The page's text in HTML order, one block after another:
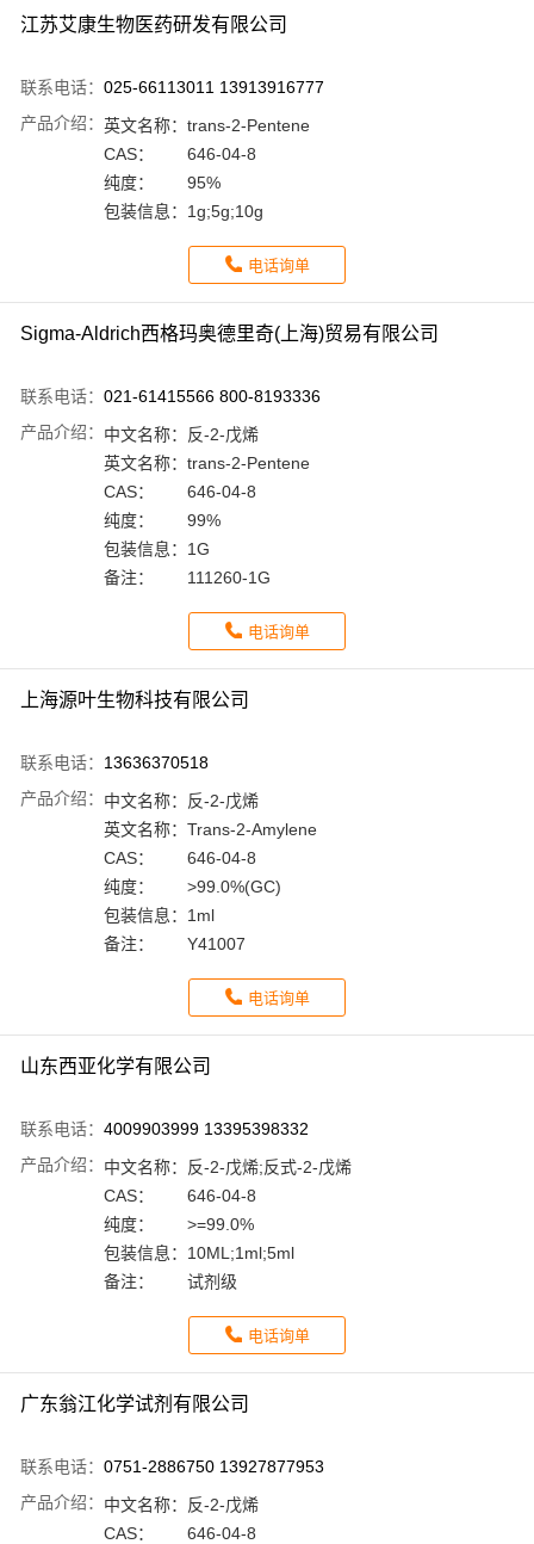
江苏艾康生物医药研发有限公司
联系电话： 025-66113011 13913916777
产品介绍： 英文名称： trans-2-Pentene
CAS：
646-04-8
纯度：
95%
包装信息： 1g;5g;10g
电话询单
Sigma-Aldrich西格玛奥德里奇(上海)贸易有限公司
联系电话： 021-61415566 800-8193336
产品介绍： 中文名称： 反-2-戊烯
英文名称： trans-2-Pentene
CAS：
646-04-8
纯度：
99%
包装信息： 1G
备注：
111260-1G
电话询单
上海源叶生物科技有限公司
联系电话： 13636370518
产品介绍： 中文名称： 反-2-戊烯
英文名称： Trans-2-Amylene
CAS：
646-04-8
纯度：
>99.0%(GC)
包装信息： 1ml
备注：
Y41007
电话询单
山东西亚化学有限公司
联系电话： 4009903999 13395398332
产品介绍： 中文名称： 反-2-戊烯;反式-2-戊烯
CAS：
646-04-8
纯度：
>=99.0%
包装信息： 10ML;1ml;5ml
备注：
试剂级
电话询单
广东翁江化学试剂有限公司
联系电话： 0751-2886750 13927877953
产品介绍： 中文名称： 反-2-戊烯
CAS：
646-04-8